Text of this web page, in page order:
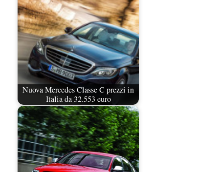
Nuova Mercedes Classe C prezzi in
Italia da 32.553 euro